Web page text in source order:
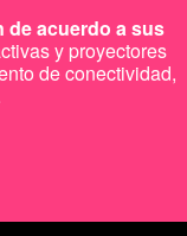
de acuerdo a sus
y proyectores
de conectividad,